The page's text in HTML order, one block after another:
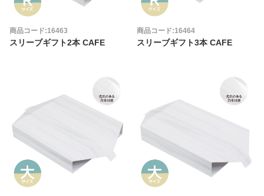
商品コード:16463
スリーブギフト2本 CAFE
商品コード:16464
スリーブギフト3本 CAFE